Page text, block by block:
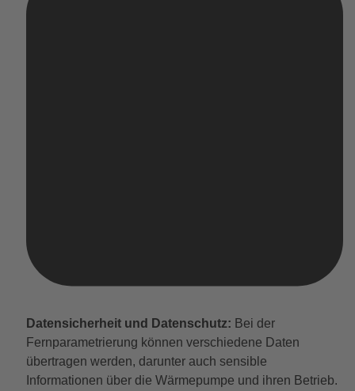
Datensicherheit und Datenschutz: Bei der
Fernparametrierung können verschiedene Daten
übertragen werden, darunter auch sensible
Informationen über die Wärmepumpe und ihren Betrieb.